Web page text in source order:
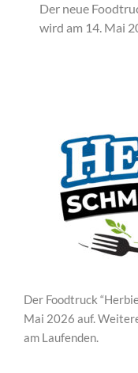
Der neue
wird am 14. Mai
Der Foodtruck
Mai 2026 auf.
am Laufenden.